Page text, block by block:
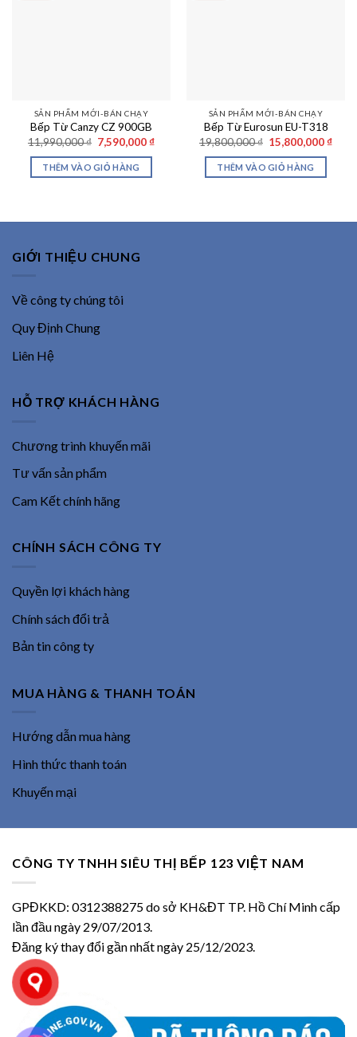
SẢN PHẨM MỚI-BÁN CHẠY
Bếp Từ Canzy CZ 900GB
11,990,000₫ Giá
gốc
là:
11,990,000 ₫.
7,590,000 ₫Giá
THÊM VÀO GIỎ HÀNG
SẢN PHẨM MỚI-BÁN CHẠY
Bếp Từ Eurosun EU-T318
19,800,000₫ Giá
gốc
là:
19,800,000 ₫.
15,800,000 ₫Giá
THÊM VÀO GIỎ HÀNG
GIỚI THIỆU CHUNG
Về công ty chúng tôi
Quy Định Chung
Liên Hệ
HỖ TRỢ KHÁCH HÀNG
Chương trình khuyến mãi
Tư vấn sản phẩm
Cam Kết chính hãng
CHÍNH SÁCH CÔNG TY
Quyền lợi khách hàng
Chính sách đổi trả
Bản tin công ty
MUA HÀNG & THANH TOÁN
Hướng dẫn mua hàng
Hình thức thanh toán
Khuyến mại
CÔNG TY TNHH SIÊU THỊ BẾP 123 VIỆT NAM
GPĐKKD: 0312388275 do sở KH&ĐT TP. Hồ Chí Minh cấp
lần đầu ngày 29/07/2013.
Đăng ký thay đổi gần nhất ngày 25/12/2023.